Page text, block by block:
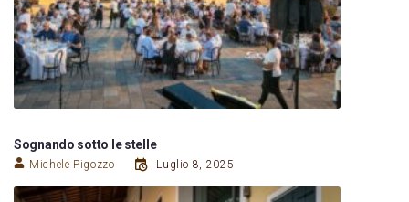
Sognando sotto le stelle
Michele Pigozzo Luglio 8, 2025